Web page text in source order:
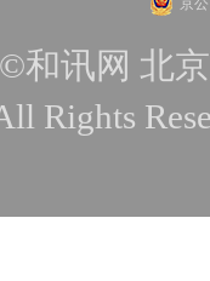
京
和讯网 北
Rights